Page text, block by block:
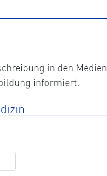
in den Medien.
informiert.